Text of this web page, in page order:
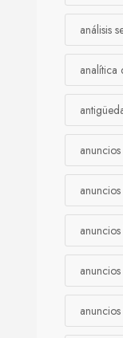
análisis
analítica